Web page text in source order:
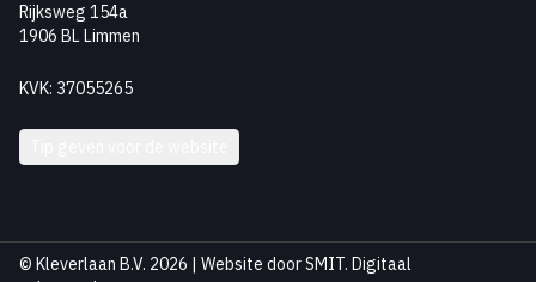
Rijksweg 154a
1906 BL Limmen
KVK: 37055265
© Kleverlaan B.V. 2026 | Website doorSMIT. Digitaal